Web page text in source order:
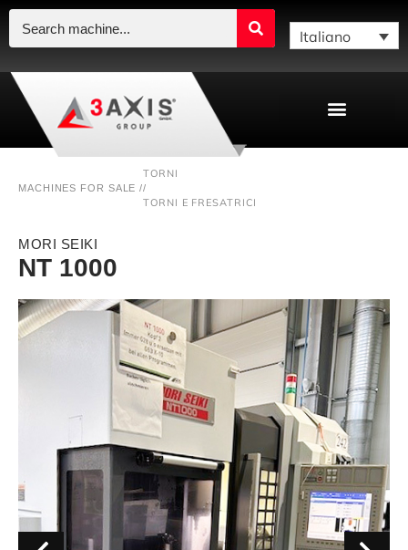
Italiano
MACHINES FOR SALE /
TORNI
/
TORNI E FRESATRICI
MORI SEIKI
NT 1000